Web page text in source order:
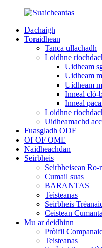
Dachaigh
Toraidhean
Tanca ullachadh
Loidhne
Uidheam
Uidheam
Uidheam
Inneal clò-
Inneal
Loidhne
Uidheamachd
Fuasgladh ODF
Of OF OME
Naidheachdan
Seirbheis
Seirbheisean Ro-
Cumail suas
BARANTAS
Teisteanas
Seirbheis
Ceistean Cumanta
Mu ar deidhinn
Pròifil
Teisteanas